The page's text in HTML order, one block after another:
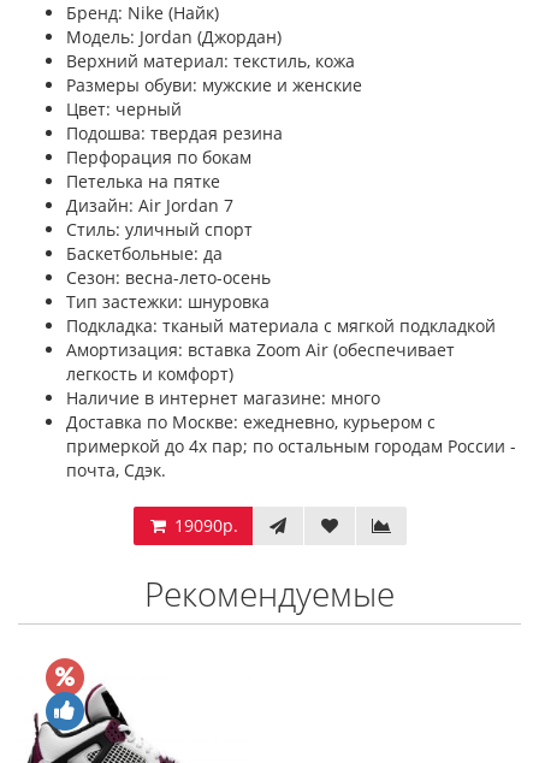
Бренд: Nike (Найк)
Модель: Jordan (Джордан)
Верхний материал: текстиль, кожа
Размеры обуви: мужские и женские
Цвет: черный
Подошва: твердая резина
Перфорация по бокам
Петелька на пятке
Дизайн: Air Jordan 7
Стиль: уличный спорт
Баскетбольные: да
Сезон: весна-лето-осень
Тип застежки: шнуровка
Подкладка: тканый материала с мягкой подкладкой
Амортизация: вставка Zoom Air (обеспечивает
легкость и комфорт)
Наличие в интернет магазине: много
Доставка по Москве: ежедневно, курьером с
примеркой до 4х пар; по остальным городам России -
почта, Сдэк.
19090р.
Рекомендуемые